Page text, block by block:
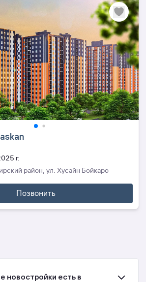
г.
район, ул. Хусайн Бойкаро
Позвонить
новостройки есть в